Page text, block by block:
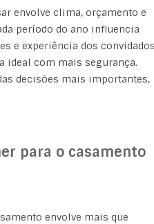
envolve clima, orçamento e
período do ano influencia
e experiência dos
ideal com mais segurança.
decisões mais importantes,
para o casamento
envolve mais que